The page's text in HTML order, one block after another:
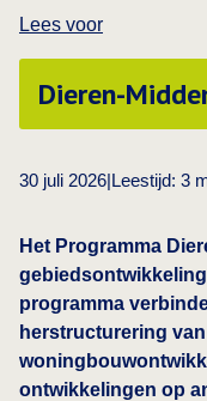
Lees voor
Dieren-
30 juli 2026|Leestijd: 3
Het Programma
programma
herstructurering
ontwikkelingen op